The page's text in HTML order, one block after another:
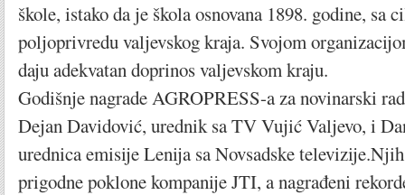
škole, istako da je škola osnovana 1898. godine, sa
poljoprivredu valjevskog kraja. Svojom
daju adekvatan doprinos valjevskom kraju.
Godišnje nagrade AGROPRESS-a za novinarski
Dejan Davidović, urednik sa TV Vujić Valjevo, i
urednica emisije Lenija sa Novsadske
prigodne poklone kompanije JTI, a nagrađeni